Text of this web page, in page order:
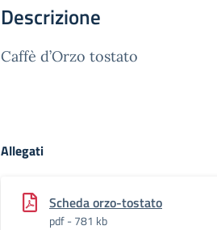
Descrizione
Caffè d’Orzo tostato
Allegati
Scheda orzo-tostato
pdf - 781 kb